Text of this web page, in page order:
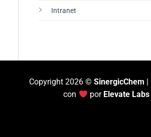
Intranet
Copyright 2026 © SinergicChem |
con
por Elevate Labs